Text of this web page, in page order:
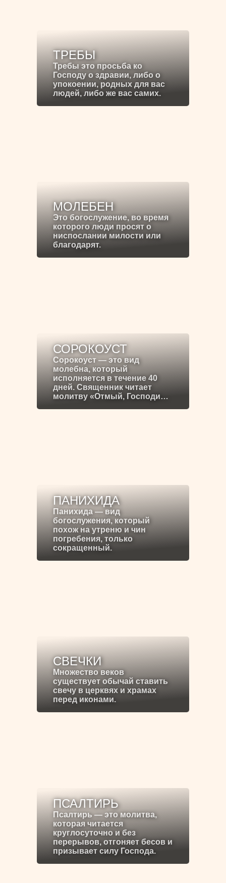
ТРЕБЫ
Требы это просьба ко
Господу о здравии, либо о
упокоении, родных для вас
людей, либо же вас самих.
МОЛЕБЕН
Это богослужение, во время
которого люди просят о
ниспослании милости или
благодарят.
СОРОКОУСТ
Сорокоуст — это вид
молебна, который
исполняется в течение 40
дней. Священник читает
молитву «Отмый, Господи…
ПАНИХИДА
Панихида — вид
богослужения, который
похож на утреню и чин
погребения, только
сокращенный.
СВЕЧКИ
Множество веков
существует обычай ставить
свечу в церквях и храмах
перед иконами.
ПСАЛТИРЬ
Псалтирь — это молитва,
которая читается
круглосуточно и без
перерывов, отгоняет бесов и
призывает силу Господа.